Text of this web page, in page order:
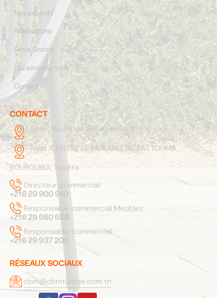
Nos produits
Réalisations
Devis Gratuit
Qui sommes nous
Contact
CONTACT
Sfax : Route de Gabes km 4.5
Tunis:CENTRE LE MURANO, AV FATTOUMA
BOURGUIBA, Soukra
Directeur commercial:
+216 29 900 910
Responsable commercial Meubles:
+216 29 980 688
Responsable commercial:
+216 29 937 200
RÉSEAUX SOCIAUX
cbm@cbmtunisie.com.tn